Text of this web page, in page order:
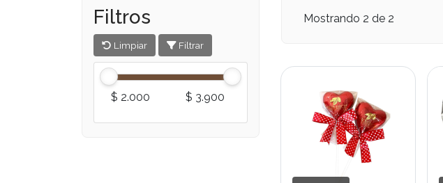
Filtros
Limpiar Filtrar
$ 2.000 $ 3.900
Mostrando 2 de 2